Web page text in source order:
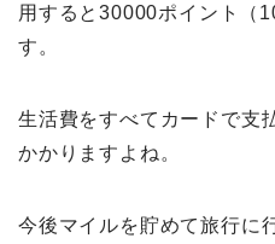
用すると30000ポイント（
す。
生活費をすべてカードで支
かかりますよね。
今後マイルを貯めて旅行に